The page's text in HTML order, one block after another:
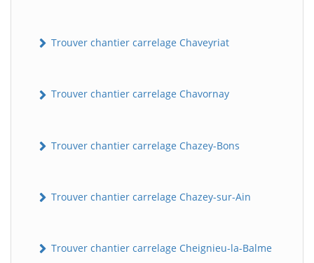
Trouver chantier carrelage Chaveyriat
Trouver chantier carrelage Chavornay
Trouver chantier carrelage Chazey-Bons
Trouver chantier carrelage Chazey-sur-Ain
Trouver chantier carrelage Cheignieu-la-Balme